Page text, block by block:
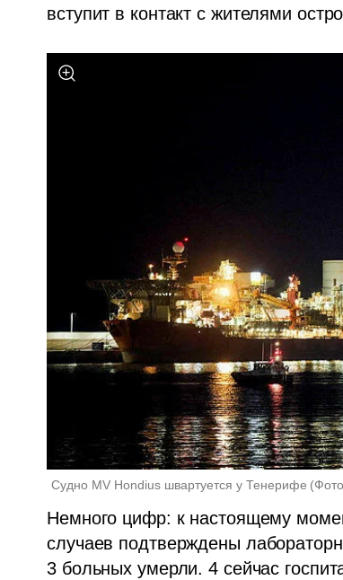
вступит в контакт с жителями
Судно MV Hondius швартуется у Тенерифе (
Немного цифр: к настоящему
случаев подтверждены
3 больных умерли. 4 сейчас